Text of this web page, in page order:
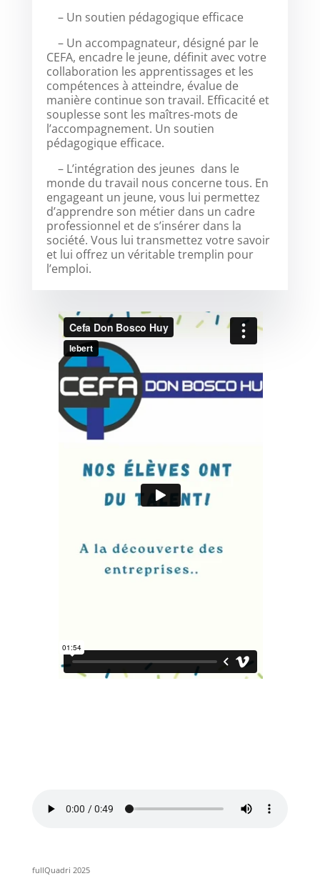
– Un soutien pédagogique efficace
– Un accompagnateur, désigné par le
CEFA, encadre le jeune, définit avec votre
collaboration les apprentissages et les
compétences à atteindre, évalue de
manière continue son travail. Efficacité et
souplesse sont les maîtres-mots de
l’accompagnement. Un soutien
pédagogique efficace.
– L’intégration des jeunes dans le
monde du travail nous concerne tous. En
engageant un jeune, vous lui permettez
d’apprendre son métier dans un cadre
professionnel et de s’insérer dans la
société. Vous lui transmettez votre savoir
et lui offrez un véritable tremplin pour
l’emploi.
fullQuadri 2025